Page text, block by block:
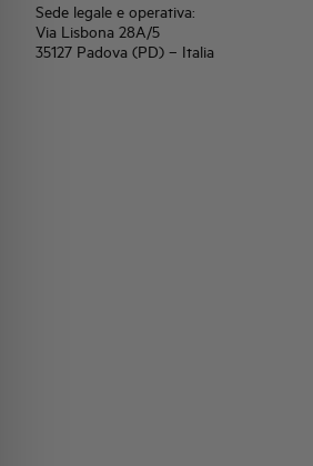
Sede legale e operativa:
Via Lisbona 28A/5
35127 Padova (PD) – Italia